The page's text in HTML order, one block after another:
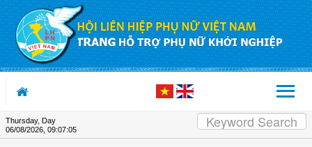
Skip to Content
Thursday, Day
06/08/2026 09:07:06